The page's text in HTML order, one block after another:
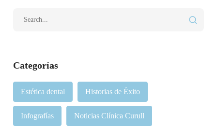
Categorías
Estética dental Historias de Éxito
Infografías Noticias Clínica Curull